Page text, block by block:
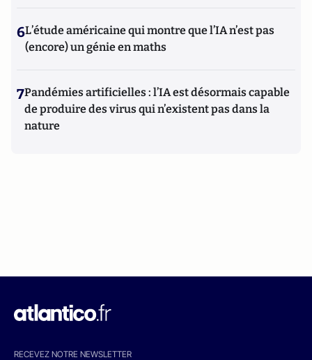
6L’étude américaine qui montre que l’IA n’est pas
(encore) un génie en maths
7Pandémies artificielles : l’IA est désormais capable
de produire des virus qui n’existent pas dans la
nature
RECEVEZ NOTRE NEWSLETTER